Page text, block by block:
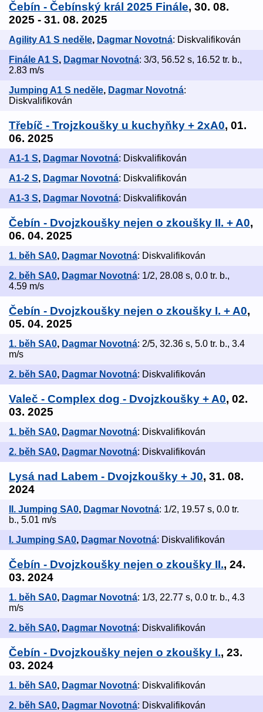
Čebín - Čebínský král 2025 Finále, 30. 08.
2025 - 31. 08. 2025
Agility A1 S neděle, Dagmar Novotná: Diskvalifikován
Finále A1 S, Dagmar Novotná: 3/3, 56.52 s, 16.52 tr. b.,
2.83 m/s
Jumping A1 S neděle, Dagmar Novotná:
Diskvalifikován
Třebíč - Trojzkoušky u kuchyňky + 2xA0, 01.
06. 2025
A1-1 S, Dagmar Novotná: Diskvalifikován
A1-2 S, Dagmar Novotná: Diskvalifikován
A1-3 S, Dagmar Novotná: Diskvalifikován
Čebín - Dvojzkoušky nejen o zkoušky II. + A0,
06. 04. 2025
1. běh SA0, Dagmar Novotná: Diskvalifikován
2. běh SA0, Dagmar Novotná: 1/2, 28.08 s, 0.0 tr. b.,
4.59 m/s
Čebín - Dvojzkoušky nejen o zkoušky I. + A0,
05. 04. 2025
1. běh SA0, Dagmar Novotná: 2/5, 32.36 s, 5.0 tr. b., 3.4
m/s
2. běh SA0, Dagmar Novotná: Diskvalifikován
Valeč - Complex dog - Dvojzkoušky + A0, 02.
03. 2025
1. běh SA0, Dagmar Novotná: Diskvalifikován
2. běh SA0, Dagmar Novotná: Diskvalifikován
Lysá nad Labem - Dvojzkoušky + J0, 31. 08.
2024
II. Jumping SA0, Dagmar Novotná: 1/2, 19.57 s, 0.0 tr.
b., 5.01 m/s
I. Jumping SA0, Dagmar Novotná: Diskvalifikován
Čebín - Dvojzkoušky nejen o zkoušky II., 24.
03. 2024
1. běh SA0, Dagmar Novotná: 1/3, 22.77 s, 0.0 tr. b., 4.3
m/s
2. běh SA0, Dagmar Novotná: Diskvalifikován
Čebín - Dvojzkoušky nejen o zkoušky I., 23.
03. 2024
1. běh SA0, Dagmar Novotná: Diskvalifikován
2. běh SA0, Dagmar Novotná: Diskvalifikován